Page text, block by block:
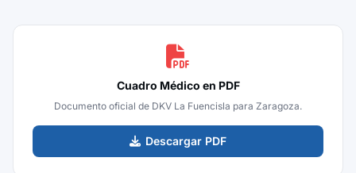
Cuadro Médico en PDF
Documento oficial de DKV La Fuencisla para Zaragoza.
Descargar PDF